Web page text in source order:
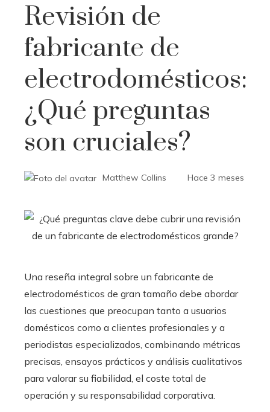
Revisión de
fabricante de
electrodomésticos:
¿Qué preguntas
son cruciales?
Matthew Collins Hace 3 meses
Una reseña integral sobre un fabricante de
electrodomésticos de gran tamaño debe abordar
las cuestiones que preocupan tanto a usuarios
domésticos como a clientes profesionales y a
periodistas especializados, combinando métricas
precisas, ensayos prácticos y análisis cualitativos
para valorar su fiabilidad, el coste total de
operación y su responsabilidad corporativa.